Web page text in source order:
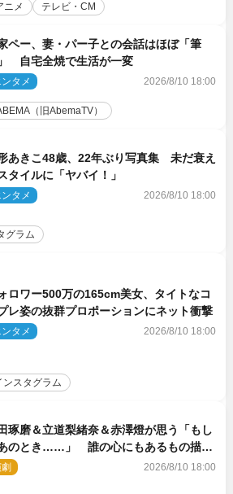
ニメ テレビ・CM
ペー、妻・パー子との会話はほぼ「筆
自宅全焼で生活が一変
ンタメ 2026/8/10 18:00
（旧AbemaTV）
あきこ48歳、22年ぶり写真集 未だ衰え
タイルに「ヤバイ！」
ンタメ 2026/8/10 18:00
グラム
ロワー500万の165cm美女、タイトなコ
レ姿の抜群プロポーションにネット衝撃
ンタメ 2026/8/10 18:00
ンスタグラム
琢磨＆立道梨緒奈＆赤澤燈が思う「もし
のとき……」 誰の心にもあるもの描く
『回転する夜』に込める思い2026/8/10 18:00